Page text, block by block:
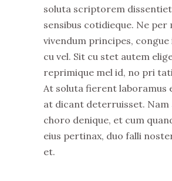
soluta scriptorem
sensibus cotidieque. Ne per
vivendum principes,
cu vel. Sit cu stet autem
reprimique mel id, no pri
At soluta fierent laboramus
at dicant deterruisset. Nam
choro denique, et cum
eius pertinax, duo falli
et.